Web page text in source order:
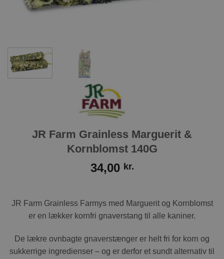
JR Farm Grainless Marguerit &
Kornblomst 140G
34,00 kr.
JR Farm Grainless Farmys med Marguerit og Kornblomst
er en lækker kornfri gnaverstang til alle kaniner.
De lækre ovnbagte gnaverstænger er helt fri for korn og
sukkerrige ingredienser – og er derfor et sundt alternativ til